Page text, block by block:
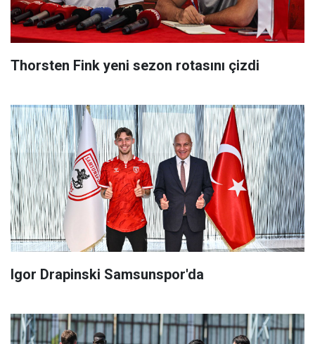
Thorsten Fink yeni sezon rotasını çizdi
Igor Drapinski Samsunspor'da